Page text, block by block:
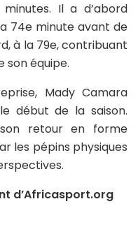
Il a d’abord
74e minute avant de
à la 79e, contribuant
son équipe.
Mady Camara
début de la saison.
retour en forme
les pépins physiques
d’Africasport.org